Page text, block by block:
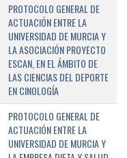
PROTOCOLO GENERAL DE
ACTUACIÓN ENTRE LA
UNIVERSIDAD DE MURCIA Y
LA ASOCIACIÓN PROYECTO
ESCAN, EN EL ÁMBITO DE
LAS CIENCIAS DEL DEPORTE
EN CINOLOGÍA
PROTOCOLO GENERAL DE
ACTUACIÓN ENTRE LA
UNIVERSIDAD DE MURCIA Y